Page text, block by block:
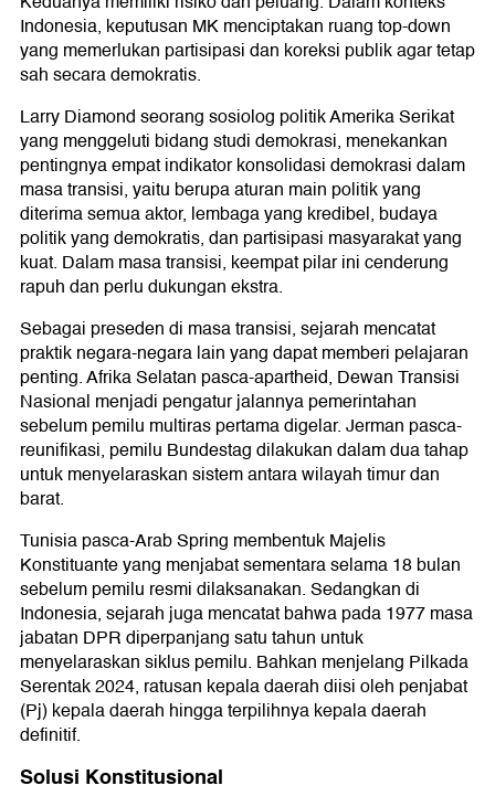
Indonesia, keputusan MK menciptakan ruang top-down
yang memerlukan partisipasi dan koreksi publik agar tetap
sah secara demokratis.
Larry Diamond seorang sosiolog politik Amerika Serikat
yang menggeluti bidang studi demokrasi, menekankan
pentingnya empat indikator konsolidasi demokrasi dalam
masa transisi, yaitu berupa aturan main politik yang
diterima semua aktor, lembaga yang kredibel, budaya
politik yang demokratis, dan partisipasi masyarakat yang
kuat. Dalam masa transisi, keempat pilar ini cenderung
rapuh dan perlu dukungan ekstra.
Sebagai preseden di masa transisi, sejarah mencatat
praktik negara-negara lain yang dapat memberi pelajaran
penting. Afrika Selatan pasca-apartheid, Dewan Transisi
Nasional menjadi pengatur jalannya pemerintahan
sebelum pemilu multiras pertama digelar. Jerman pasca-
reunifikasi, pemilu Bundestag dilakukan dalam dua tahap
untuk menyelaraskan sistem antara wilayah timur dan
barat.
Tunisia pasca-Arab Spring membentuk Majelis
Konstituante yang menjabat sementara selama 18 bulan
sebelum pemilu resmi dilaksanakan. Sedangkan di
Indonesia, sejarah juga mencatat bahwa pada 1977 masa
jabatan DPR diperpanjang satu tahun untuk
menyelaraskan siklus pemilu. Bahkan menjelang Pilkada
Serentak 2024, ratusan kepala daerah diisi oleh penjabat
(Pj) kepala daerah hingga terpilihnya kepala daerah
definitif.
Solusi Konstitusional